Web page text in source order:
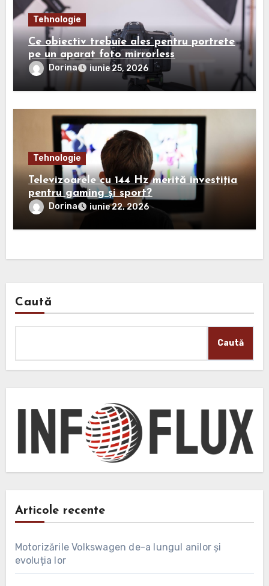
Tehnologie
Ce obiectiv trebuie ales pentru portrete
pe un aparat foto mirrorless
Dorina iunie 25, 2026
Tehnologie
Televizoarele cu 144 Hz merită investiția
pentru gaming și sport?
Dorina iunie 22, 2026
Caută
Caută
Articole recente
Motorizările Volkswagen de-a lungul anilor și
evoluția lor